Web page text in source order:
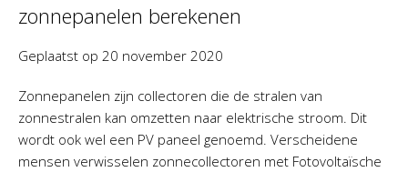
zonnepanelen berekenen
Geplaatst op 20 november 2020
Zonnepanelen zijn collectoren die de stralen van
zonnestralen kan omzetten naar elektrische stroom. Dit
wordt ook wel een PV paneel genoemd. Verscheidene
mensen verwisselen zonnecollectoren met Fotovoltaïsche